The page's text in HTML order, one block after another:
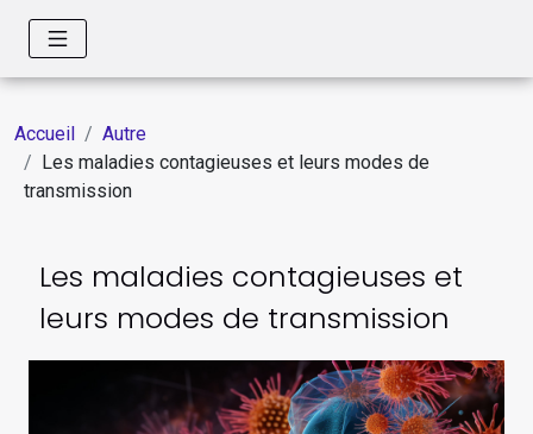
Accueil
Autre
Les maladies contagieuses et leurs modes de
transmission
Les maladies contagieuses et
leurs modes de transmission